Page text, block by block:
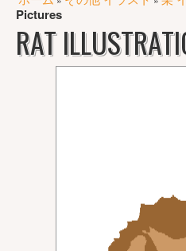
Pictures
RAT